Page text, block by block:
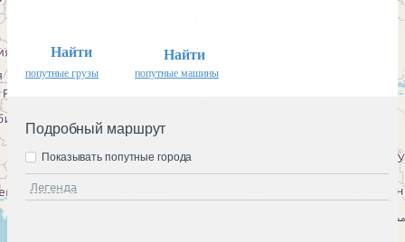
Найти
попутные грузы
Найти
попутные машины
Подробный маршрут
Легенда
Показывать попутные города